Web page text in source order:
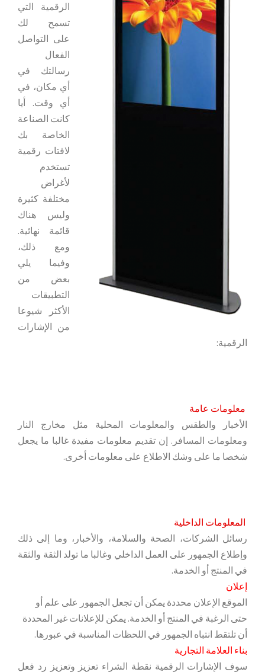
الرقمية التي
تسمح لك
على التواصل
الفعال
رسالتك في
أي مكان، في
أي وقت. أيا
كانت الصناعة
الخاصة بك
لافتات رقمية
تستخدم
لأغراض
مختلفة كثيرة
وليس هناك
قائمة نهائية.
ومع ذلك،
وفيما يلي
بعض من
التطبيقات
الأكثر شيوعا
من الإشارات
الرقمية:
معلومات عامة
الأخبار والطقس والمعلومات المحلية مثل مخارج النار
ومعلومات المسافر. إن تقديم معلومات مفيدة غالبا ما يجعل
شخصا ما على وشك الاطلاع على معلومات أخرى.
المعلومات الداخلية
رسائل الشركات، الصحة والسلامة، والأخبار، وما إلى ذلك
وإطلاع الجمهور على العمل الداخلي وغالبا ما تولد الثقة والثقة
في المنتج أو الخدمة.
إعلان
الموقع الإعلان محددة يمكن أن تجعل الجمهور على علم أو
حتى الرغبة في المنتج أو الخدمة. يمكن للإعلانات غير المحددة
أن تلتقط انتباه الجمهور في اللحظات المناسبة في عبورها.
بناء العلامة التجارية
سوف الإشارات الرقمية نقطة الشراء تعزيز وتعزيز رد فعل